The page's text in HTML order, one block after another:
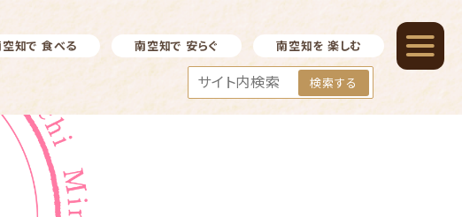
知で 食べる 南空知で 安らぐ 南空知を 楽しむ
検索する